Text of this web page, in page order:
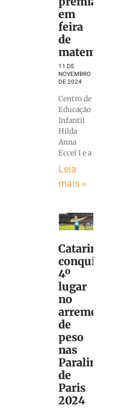
em
feira
de
matemática
11 DE
NOVEMBRO
DE 2024
Centro de
Educação
Infantil
Hilda
Anna
Eccel I e a
Leia
mais »
Catarinense
conquista
4º
lugar
no
arremesso
de
peso
nas
Paralimpíadas
de
Paris
2024